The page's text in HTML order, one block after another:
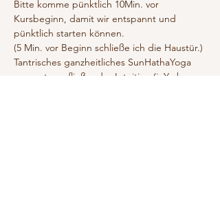
Bitte komme pünktlich 10Min. vor
Kursbeginn, damit wir entspannt und
pünktlich starten können.
(5 Min. vor Beginn schließe ich die Haustür.)
Tantrisches ganzheitliches SunHathaYoga
umarmt von fließender Intuition (inYo by